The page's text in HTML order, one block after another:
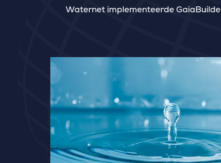
Waternet implementeerde